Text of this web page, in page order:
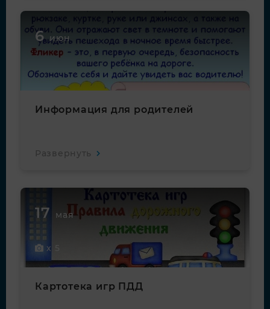
6 июн
Информация для родителей
Развернуть
17 мая
x 5
Картотека игр ПДД